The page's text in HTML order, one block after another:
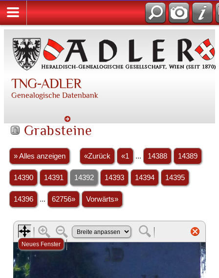
TNG-ADLER
Genealogische Datenbank
Grabsteine
» Alles anzeigen «Zurück «1 ... 14388 14389
14390 14391 14392 14393 14394 14395
14396 ... 62756» Vorwärts»